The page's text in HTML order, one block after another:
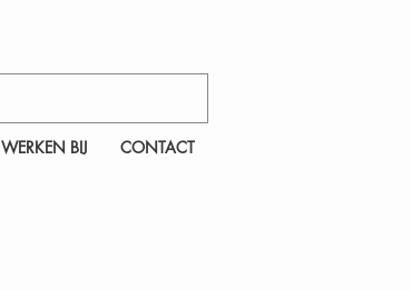
WERKEN BIJ CONTACT